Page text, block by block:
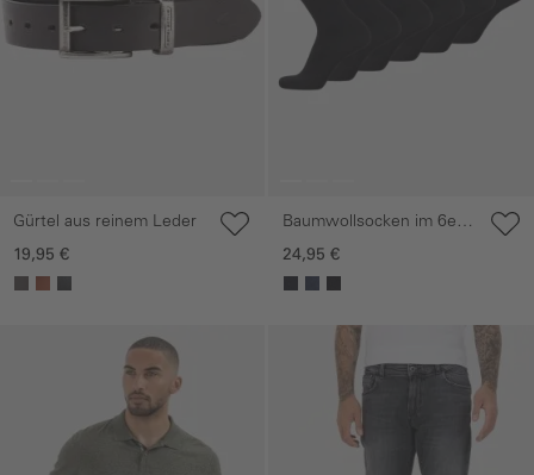
Gürtel aus reinem Leder
19,95 €
Baumwollsocken im 6er-
Pack
24,95 €
überspringen Galerie überspringen